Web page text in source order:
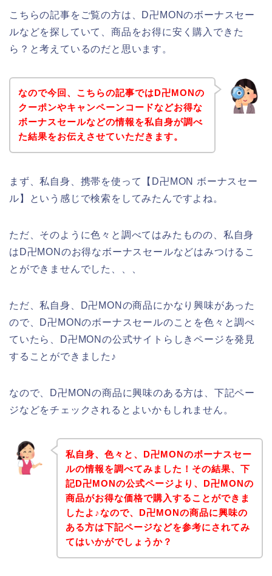
こちらの記事をご覧の方は、D卍MONのボーナスセー
ルなどを探していて、商品をお得に安く購入できた
ら？と考えているのだと思います。
なので今回、こちらの記事ではD卍MONの
クーポンやキャンペーンコードなどお得な
ボーナスセールなどの情報を私自身が調べ
た結果をお伝えさせていただきます。
まず、私自身、携帯を使って【D卍MON ボーナスセー
ル】という感じで検索をしてみたんですよね。
ただ、そのように色々と調べてはみたものの、私自身
はD卍MONのお得なボーナスセールなどはみつけるこ
とができませんでした、、、
ただ、私自身、D卍MONの商品にかなり興味があった
ので、D卍MONのボーナスセールのことを色々と調べ
ていたら、D卍MONの公式サイトらしきページを発見
することができました♪
なので、D卍MONの商品に興味のある方は、下記ペー
ジなどをチェックされるとよいかもしれません。
私自身、色々と、D卍MONのボーナスセー
ルの情報を調べてみました！その結果、下
記D卍MONの公式ページより、D卍MONの
商品がお得な価格で購入することができま
したよ♪なので、D卍MONの商品に興味の
ある方は下記ページなどを参考にされてみ
てはいかがでしょうか？